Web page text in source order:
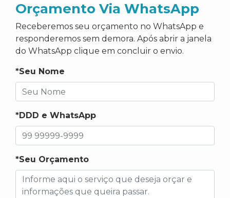
Orçamento Via WhatsApp
Receberemos seu orçamento no WhatsApp e
responderemos sem demora. Após abrir a janela
do WhatsApp clique em concluir o envio.
*Seu Nome
*DDD e WhatsApp
*Seu Orçamento